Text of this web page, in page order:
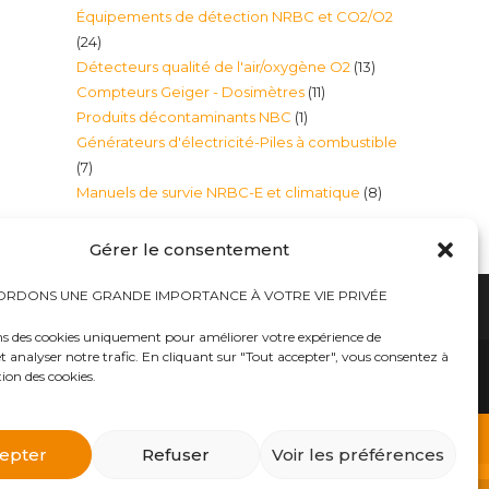
Gérer le consentement
UNE GRANDE IMPORTANCE À VOTRE VIE PRIVÉE
des cookies uniquement pour améliorer votre expérience de
analyser notre trafic. En cliquant sur "Tout accepter", vous consentez à
des cookies.
Refuser Voir les préférences
NRBC (masques à gaz, combinaison et
etc..») dans notre E-BOUTIQUE NRBC-E.
produits
Équipements de détection NRBC et CO2/O2
2424
produits
Détecteurs qualité de l'air/oxygène O2 1313
Compteurs Geiger - Dosimètres 1111
Produits décontaminants NBC 11
produit
Générateurs d'électricité-Piles à combustible
77
produits
Manuels de survie NRBC-E et climatique 88
Bureaux tables bunkers NRBC-E
médicales
électromagnétique
Masques à gaz
Équipements accessoires Militaires Police Sécurité
de protection NBC Personnelle
et Alpiniste
Traitement d’eau – Purificateurs eau et filtres
Générateurs d’électricité-Piles à combustible